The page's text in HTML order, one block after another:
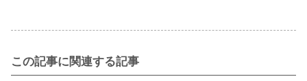
この記事に関連する記事